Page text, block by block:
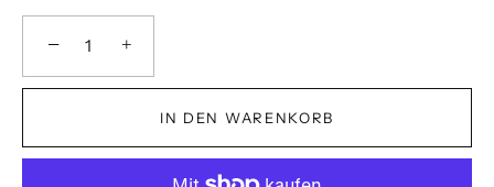
− +
IN DEN WARENKORB